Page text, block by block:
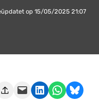
op 15/05/2025 21:07
Deze pagina e-mailen Delen op LinkedIn Delen via WhatsApp Share on Bluesky